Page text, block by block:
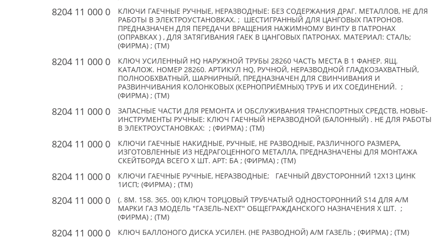
8204 11 000 0
КЛЮЧИ ГАЕЧНЫЕ РУЧНЫЕ, НЕРАЗВОДНЫЕ: БЕЗ СОДЕРЖАНИЯ ДРАГ. МЕТАЛЛОВ, НЕ ДЛЯ
РАБОТЫ В ЭЛЕКТРОУСТАНОВКАХ. ; ШЕСТИГРАННЫЙ ДЛЯ ЦАНГОВЫХ ПАТРОНОВ.
ПРЕДНАЗНАЧЕН ДЛЯ ПЕРЕДАЧИ ВРАЩЕНИЯ НАЖИМНОМУ ВИНТУ В ПАТРОНАХ
(ОПРАВКАХ ) , ДЛЯ ЗАТЯГИВАНИЯ ГАЕК В ЦАНГОВЫХ ПАТРОНАХ. МАТЕРИАЛ: СТАЛЬ;
(ФИРМА) ; (TM)
8204 11 000 0
КЛЮЧ УСИЛЕННЫЙ HQ НАРУЖНОЙ ТРУБЫ 28260 ЧАСТЬ МЕСТА В 1 ФАНЕР. ЯЩ.
КАТАЛОЖ. НОМЕР 28260. АРТИКУЛ HQ, РУЧНОЙ, НЕРАЗВОДНОЙ ГЛАДКОЗАХВАТНЫЙ,
ПОЛНООБХВАТНЫЙ, ШАРНИРНЫЙ, ПРЕДНАЗНАЧЕН ДЛЯ СВИНЧИВАНИЯ И
РАЗВИНЧИВАНИЯ КОЛОНКОВЫХ (КЕРНОПРИЁМНЫХ) ТРУБ И ИХ СОЕДИНЕНИЙ. ;
(ФИРМА) ; (TM)
8204 11 000 0
ЗАПАСНЫЕ ЧАСТИ ДЛЯ РЕМОНТА И ОБСЛУЖИВАНИЯ ТРАНСПОРТНЫХ СРЕДСТВ, НОВЫЕ-
ИНСТРУМЕНТЫ РУЧНЫЕ: КЛЮЧ ГАЕЧНЫЙ НЕРАЗВОДНОЙ (БАЛОННЫЙ) . НЕ ДЛЯ РАБОТЫ
В ЭЛЕКТРОУСТАНОВКАХ: ; (ФИРМА) ; (TM)
8204 11 000 0
КЛЮЧИ ГАЕЧНЫЕ НАКИДНЫЕ, РУЧНЫЕ, НЕ РАЗВОДНЫЕ, РАЗЛИЧНОГО РАЗМЕРА,
ИЗГОТОВЛЕННЫЕ ИЗ НЕДРАГОЦЕННОГО МЕТАЛЛА, ПРЕДНАЗНАЧЕНЫ ДЛЯ МОНТАЖА
СКЕЙТБОРДА ВСЕГО X ШТ. АРТ: БА ; (ФИРМА) ; (TM)
8204 11 000 0
КЛЮЧИ ГАЕЧНЫЕ РУЧНЫЕ, НЕРАЗВОДНЫЕ; ГАЕЧНЫЙ ДВУСТОРОННИЙ 12Х13 ЦИНК
1ИСП; (ФИРМА) ; (TM)
8204 11 000 0
(. 8М. 158. 365. 00) КЛЮЧ ТОРЦОВЫЙ ТРУБЧАТЫЙ ОДНОСТОРОННИЙ S14 ДЛЯ А/М
МАРКИ ГАЗ МОДЕЛЬ "ГАЗЕЛЬ-NEXT" ОБЩЕГРАЖДАНСКОГО НАЗНАЧЕНИЯ X ШТ. ;
(ФИРМА) ; (TM)
8204 11 000 0 КЛЮЧ БАЛЛОНОГО ДИСКА УСИЛЕН. (НЕ РАЗВОДНОЙ) А/М ГАЗЕЛЬ ; (ФИРМА) ; (TM)